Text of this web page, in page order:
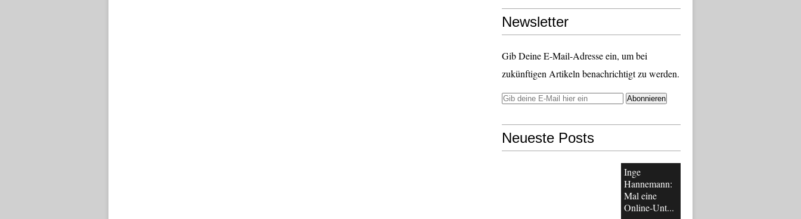
Newsletter
Gib Deine E-Mail-Adresse ein, um bei
zukünftigen Artikeln benachrichtigt zu werden.
Neueste Posts
Inge
Hannemann:
Mal eine
Online-Unt...